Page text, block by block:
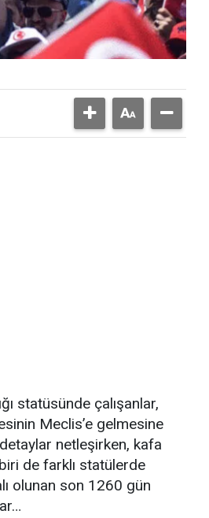
statüsünde çalışanlar,
Meclis’e gelmesine
netleşirken, kafa
de farklı statülerde
olunan son 1260 gün